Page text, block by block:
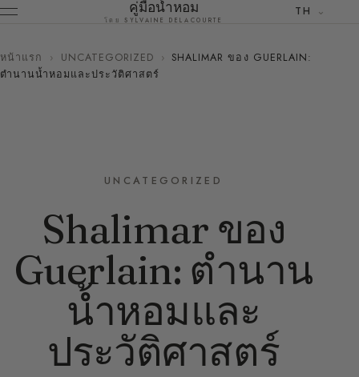
คู่มือน้ำหอม
โดย SYLVAINE DELACOURTE
TH
หน้าแรก › UNCATEGORIZED › SHALIMAR ของ GUERLAIN:
ตำนานน้ำหอมและประวัติศาสตร์
UNCATEGORIZED
Shalimar ของ
Guerlain: ตำนาน
น้ำหอมและ
ประวัติศาสตร์